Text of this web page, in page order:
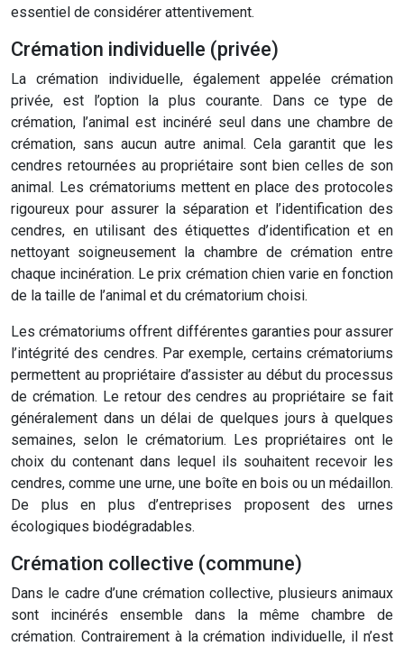
essentiel de considérer attentivement.
Crémation individuelle (privée)
La crémation individuelle, également appelée crémation
privée, est l’option la plus courante. Dans ce type de
crémation, l’animal est incinéré seul dans une chambre de
crémation, sans aucun autre animal. Cela garantit que les
cendres retournées au propriétaire sont bien celles de son
animal. Les crématoriums mettent en place des protocoles
rigoureux pour assurer la séparation et l’identification des
cendres, en utilisant des étiquettes d’identification et en
nettoyant soigneusement la chambre de crémation entre
chaque incinération. Le prix crémation chien varie en fonction
de la taille de l’animal et du crématorium choisi.
Les crématoriums offrent différentes garanties pour assurer
l’intégrité des cendres. Par exemple, certains crématoriums
permettent au propriétaire d’assister au début du processus
de crémation. Le retour des cendres au propriétaire se fait
généralement dans un délai de quelques jours à quelques
semaines, selon le crématorium. Les propriétaires ont le
choix du contenant dans lequel ils souhaitent recevoir les
cendres, comme une urne, une boîte en bois ou un médaillon.
De plus en plus d’entreprises proposent des urnes
écologiques biodégradables.
Crémation collective (commune)
Dans le cadre d’une crémation collective, plusieurs animaux
sont incinérés ensemble dans la même chambre de
crémation. Contrairement à la crémation individuelle, il n’est